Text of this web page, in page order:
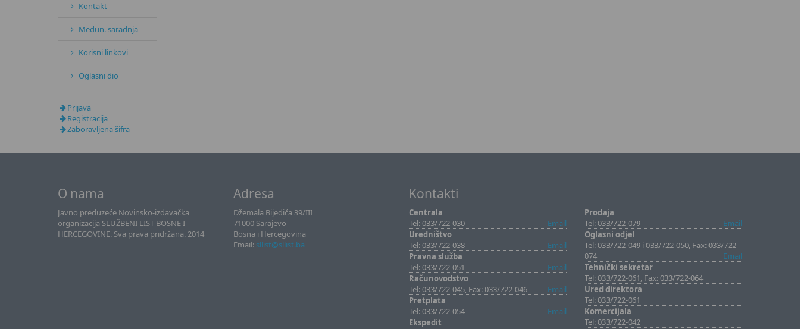
Kontakt
Međun. saradnja
Korisni linkovi
Oglasni dio
Prijava
Registracija
Zaboravljena šifra
O nama
Javno preduzeće Novinsko-izdavačka
organizacija SLUŽBENI LIST BOSNE I
HERCEGOVINE. Sva prava pridržana. 2014
Adresa
Džemala Bijedića 39/III
71000 Sarajevo
Bosna i Hercegovina
Email: sllist@sllist.ba
Kontakti
Centrala
Tel: 033/722-030
Email
Uredništvo
Tel: 033/722-038
Email
Pravna služba
Tel: 033/722-051
Email
Računovodstvo
Tel: 033/722-045, Fax: 033/722-046
Email
Pretplata
Tel: 033/722-054
Email
Ekspedit
Prodaja
Tel: 033/722-079
Email
Oglasni odjel
Tel: 033/722-049 i 033/722-050, Fax: 033/722-
074
Email
Tehnički sekretar
Tel: 033/722-061, Fax: 033/722-064
Ured direktora
Tel: 033/722-061
Komercijala
Tel: 033/722-042